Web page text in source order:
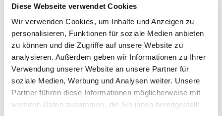
Diese Webseite verwendet Cookies
Wir verwenden Cookies, um Inhalte und Anzeigen zu
personalisieren, Funktionen für soziale Medien anbieten
zu können und die Zugriffe auf unsere Website zu
analysieren. Außerdem geben wir Informationen zu Ihrer
Verwendung unserer Website an unsere Partner für
soziale Medien, Werbung und Analysen weiter. Unsere
Partner führen diese Informationen möglicherweise mit
weiteren Daten zusammen, die Sie ihnen bereitgestellt
Der Orange Day war heute auch auf demViersener
Wochenmarkt präsent. Dort machte der ZONTA Club Viersen Area
mit vielen engagierten Mitgliedern und einem großen Zelt auf den
heutigen Internationalen Tag zur Beseitigung von Gewalt gegen
Frauen aufmerksam.